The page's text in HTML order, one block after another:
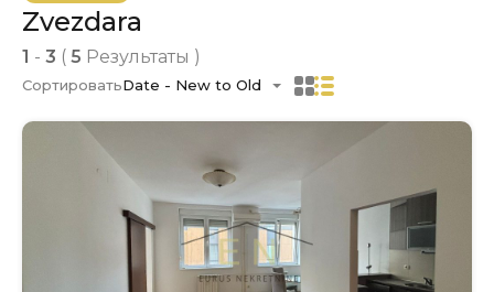
Zvezdara
1 - 3 ( 5 Результаты )
СортироватьDate - New to Old